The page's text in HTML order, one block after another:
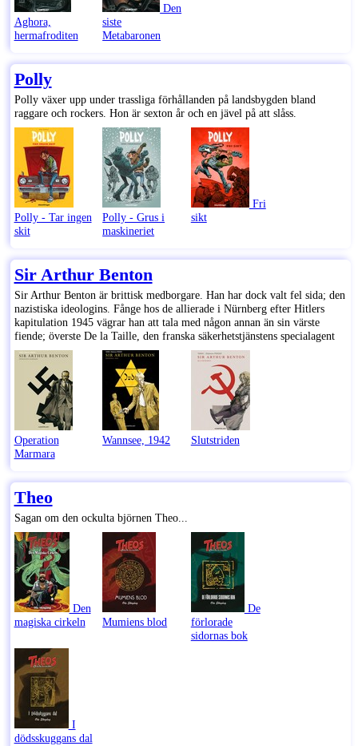
Aghora,
hermafroditen
Den
siste
Metabaronen
Polly
Polly växer upp under trassliga förhållanden på landsbygden bland
raggare och rockers. Hon är sexton år och en jävel på att slåss.
Polly - Tar ingen
skit
Polly - Grus i
maskineriet
Fri
sikt
Sir Arthur Benton
Sir Arthur Benton är brittisk medborgare. Han har dock valt fel sida; den
nazistiska ideologins. Fånge hos de allierade i Nürnberg efter Hitlers
kapitulation 1945 vägrar han att tala med någon annan än sin värste
fiende; överste De la Taille, den franska säkerhetstjänstens specialagent
Operation
Marmara
Wannsee, 1942 Slutstriden
Theo
Sagan om den ockulta björnen Theo...
Den
magiska cirkeln
Mumiens blod
De
förlorade
sidornas bok
I
dödsskuggans dal